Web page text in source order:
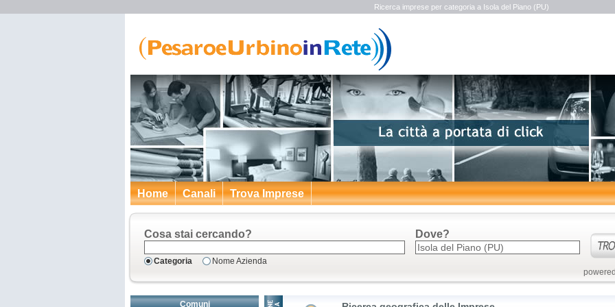
Ricerca imprese per categoria a Isola del Piano (PU)
Home Canali Trova Imprese
Cosa stai cercando?
Categoria Nome Azienda
Dove?
Comuni